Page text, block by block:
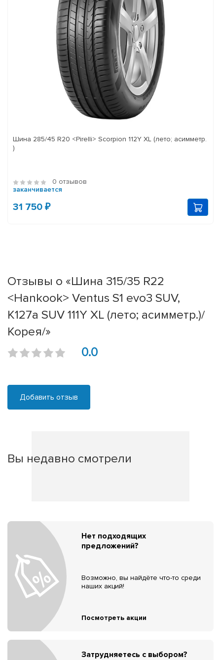
Шина 285/45 R20 <Pirelli> Scorpion 112Y XL (лето; асимметр.
)
0 отзывов
заканчивается
31 750 ₽
Отзывы о «Шина 315/35 R22
<Hankook> Ventus S1 evo3 SUV,
K127a SUV 111Y XL (лето; асимметр.)/
Корея/»
0.0
Добавить отзыв
Вы недавно смотрели
Нет подходящих
предложений?
Возможно, вы найдёте что-то среди
наших акций!
Посмотреть акции
Затрудняетесь с выбором?